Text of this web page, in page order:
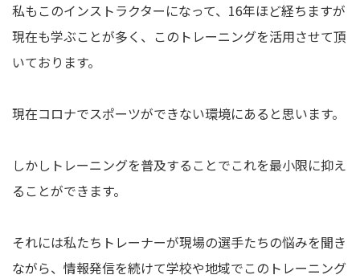
私もこのインストラクターになって、16年ほど経ちますが
現在も学ぶことが多く、このトレーニングを活用させて頂
いております。
現在コロナでスポーツができない環境にあると思います。
しかしトレーニングを普及することでこれを最小限に抑え
ることができます。
それには私たちトレーナーが現場の選手たちの悩みを聞き
ながら、情報発信を続けて学校や地域でこのトレーニング